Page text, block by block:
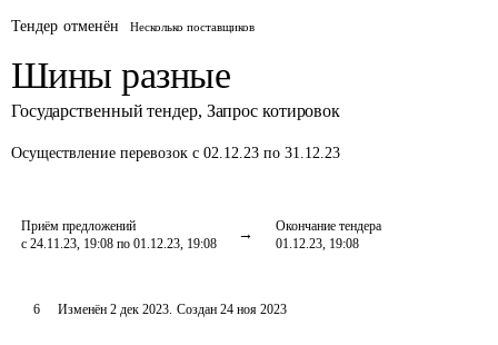
Тендер отменён Несколько поставщиков
Шины разные
Государственный тендер, Запрос котировок
Осуществление перевозок с 02.12.23 по 31.12.23
Приём предложений
с 24.11.23, 19:08 по 01.12.23, 19:08
Окончание тендера
01.12.23, 19:08
6 Изменён 2 дек 2023. Создан 24 ноя 2023